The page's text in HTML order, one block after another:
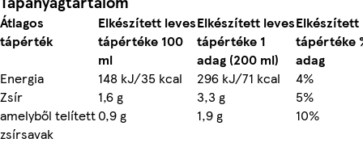
Átlagos
tápérték
Elkészített leves
tápértéke 100
ml
Elkészített leves
tápértéke 1
adag (200 ml)
Elkészített
tápértéke
adag
Energia
148 kJ/35 kcal 296 kJ/71 kcal
4%
Zsír
1,6 g 3,3 g
5%
amelyből telített
zsírsavak
0,9 g 1,9 g
10%